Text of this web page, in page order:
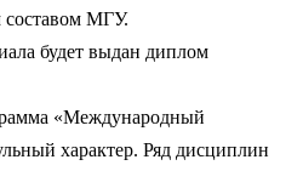
составом МГУ.
будет выдан диплом
«Международный
характер. Ряд дисциплин